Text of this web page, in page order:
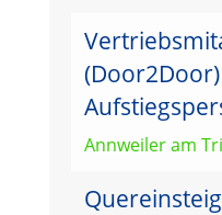
Annweiler am